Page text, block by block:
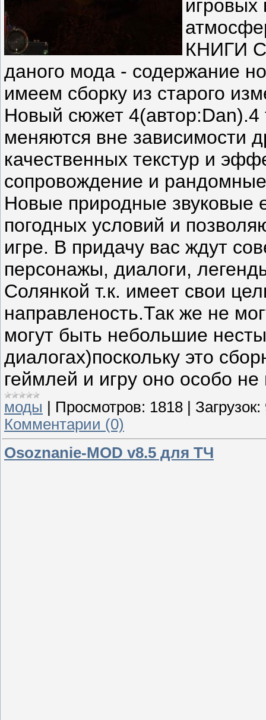
игровых
КНИГИ
даного мода - содержание
имеем сборку из старого
Новый сюжет 4(автор:Dan).4
меняются вне зависимости
качественных текстур и
сопровождение и
Новые природные
погодных условий и
игре. В придачу вас ждут
персонажы, диалоги,
Солянкой т.к. имеет свои
направленость.Так же не
могут быть небольшие
диалогах)поскольку это
геймлей и игру оно особо не
моды Просмотров: 1818 Загрузок:
Комментарии (0)
Osoznanie-MOD v8.5 для ТЧ